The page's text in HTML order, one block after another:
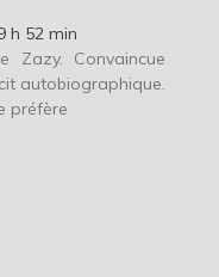
h 52 min
Zazy. Convaincue
autobiographique.
préfère